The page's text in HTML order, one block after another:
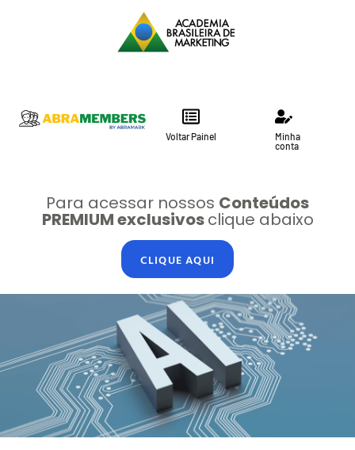
Voltar Painel
Minha
conta
Para acessar nossos Conteúdos
PREMIUM exclusivosclique abaixo
CLIQUE AQUI